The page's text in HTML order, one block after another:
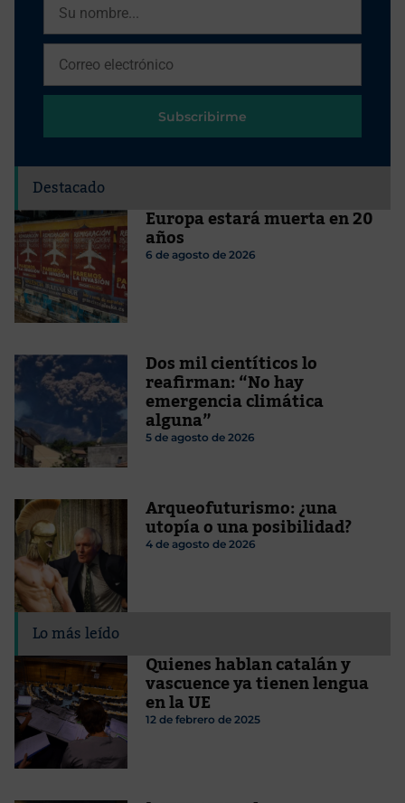
Subscribirme
Destacado
Europa estará muerta en 20
años
6 de agosto de 2026
Dos mil cientíticos lo
reafirman: “No hay
emergencia climática
alguna”
5 de agosto de 2026
Arqueofuturismo: ¿una
utopía o una posibilidad?
4 de agosto de 2026
Lo más leído
Quienes hablan catalán y
vascuence ya tienen lengua
en la UE
12 de febrero de 2025